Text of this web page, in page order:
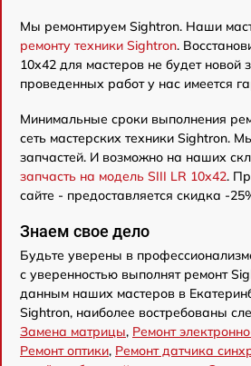
Мы ремонтируем Sightron. Наши
ремонту техники Sightron.
10x42 для мастеров не будет новой
проведенных работ у нас имеется
Минимальные сроки выполнения
сеть мастерских техники Sightron.
запчастей. И возможно на наших
запчасть на модель SIII LR 10x42.
сайте - предоставляется скидка -
Знаем свое дело
Будьте уверены в
с уверенностью выполнят ремонт
данным наших мастеров в
Sightron, наиболее востребованы
Замена матрицы, Ремонт
Ремонт оптики, Ремонт датчика